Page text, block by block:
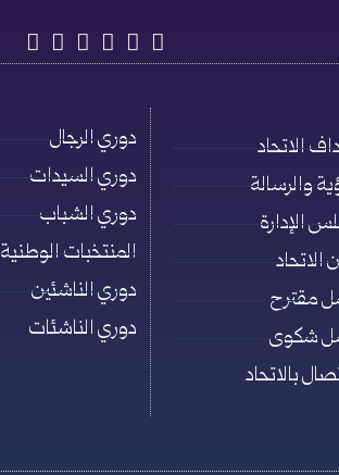
الاتحاد
والرسالة
الإدارة
الاتحاد
مقترح
شكوى
بالاتحاد
دوري الرجال
دوري السيدات
دوري الشباب
المنتخبات الوطنية
دوري الناشئين
دوري الناشئات